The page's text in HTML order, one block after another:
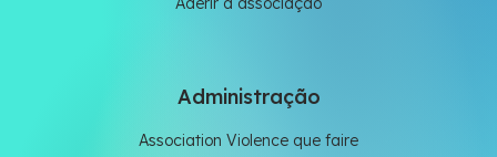
Administração
Association Violence que faire